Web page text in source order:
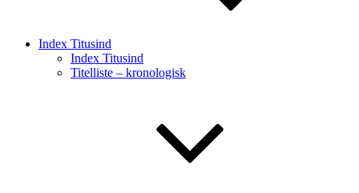
Index Titusind
Index Titusind
Titelliste – kronologisk